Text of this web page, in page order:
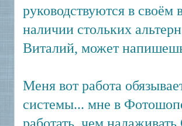
руководствуются в своём
наличии стольких
Виталий, может
Меня вот работа
системы... мне в